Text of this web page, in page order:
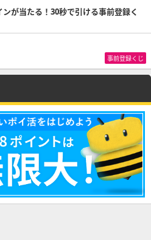
が当たる！30秒で引ける事前登録く
事前登録くじ